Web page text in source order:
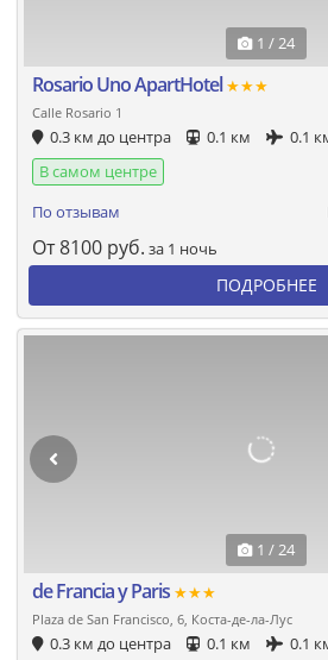
1 / 24
Rosario Uno ApartHotel★★★
Calle Rosario 1
0.3 км до центра 0.1 км
0.1
В самом центре
По отзывам
От8100 руб. за 1 ночь
ПОДРОБНЕЕ
1 / 24
de Francia y Paris ★★★
Plaza de San Francisco, 6, Коста-де-ла-Лус
0.3 км до центра 0.1 км
0.1